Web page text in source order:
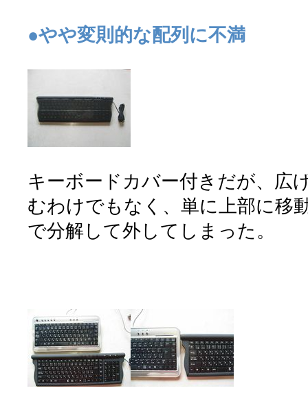
●やや変則的な配列に不満
キーボードカバー付きだが、広
むわけでもなく、単に上部に移
で分解して外してしまった。